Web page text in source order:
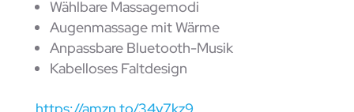
Wählbare Massagemodi
Augenmassage mit Wärme
Anpassbare Bluetooth-Musik
Kabelloses Faltdesign
https://amzn.to/34v7kz9